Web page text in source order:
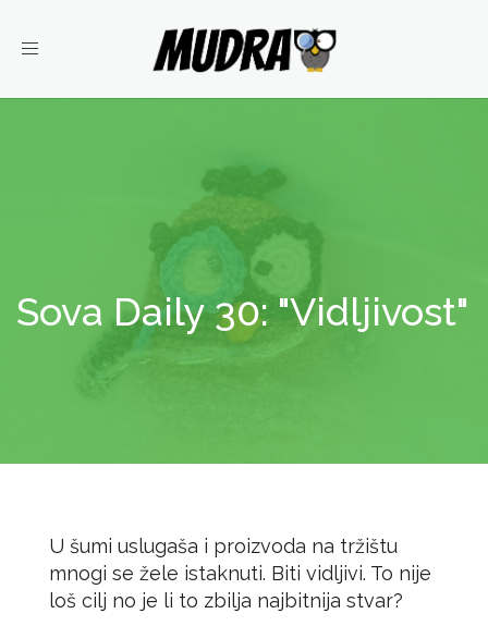
Toggle
Sova Daily 30: "Vidljivost"
U šumi uslugaša i proizvoda na tržištu
mnogi se žele istaknuti. Biti vidljivi. To nije
loš cilj no je li to zbilja najbitnija stvar?